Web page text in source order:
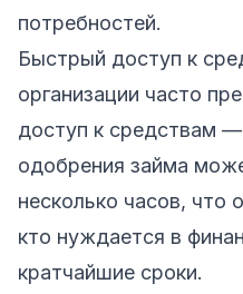
потребностей.
Быстрый доступ к
организации часто
доступ к средствам
одобрения займа
несколько часов, что
кто нуждается в
кратчайшие сроки.